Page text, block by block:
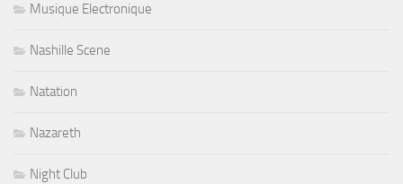
Musique Electronique
Nashille Scene
Natation
Nazareth
Night Club